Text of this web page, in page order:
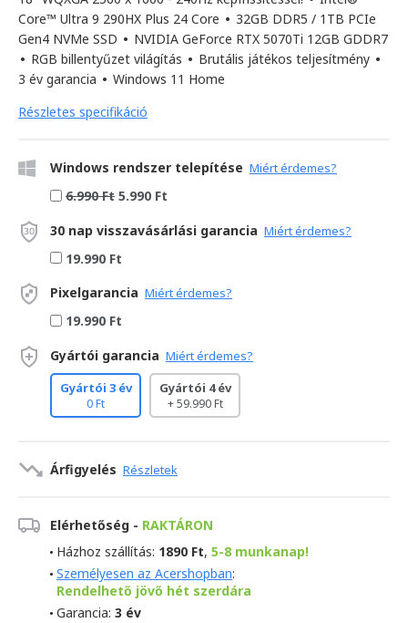
Core™ Ultra 9 290HX Plus 24 Core • 32GB DDR5 / 1TB PCIe
Gen4 NVMe SSD • NVIDIA GeForce RTX 5070Ti 12GB GDDR7
• RGB billentyűzet világítás • Brutális játékos teljesítmény •
3 év garancia • Windows 11 Home
Részletes specifikáció
Windows rendszer telepítése Miért érdemes?
6.990 Ft 5.990 Ft
30 nap visszavásárlási garancia Miért érdemes?
19.990 Ft
Pixelgarancia Miért érdemes?
19.990 Ft
Gyártói garancia Miért érdemes?
Gyártói 3 év
0 Ft
Gyártói 4 év
+ 59.990 Ft
Árfigyelés Részletek
Elérhetőség - RAKTÁRON
Házhoz szállítás: 1890 Ft, 5-8 munkanap!
Személyesen az Acershopban:
Rendelhető jövő hét szerdára
Garancia: 3 év